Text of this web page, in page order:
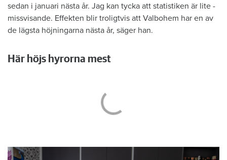
sedan i januari nästa år. Jag kan tycka att statistiken är lite ­
missvisande. Effekten blir troligtvis att ­Valbohem har en av
de lägsta höjningarna nästa år, säger han.
Här höjs hyrorna mest